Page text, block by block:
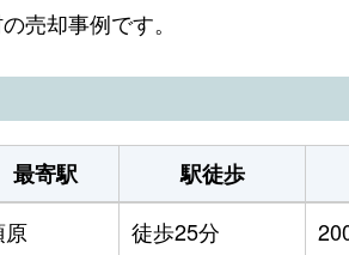
売却事例です。
最寄駅 駅徒歩
原 徒歩25分